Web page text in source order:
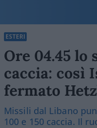
ESTERI
Ore 04.45 lo
caccia: così
fermato
Missili dal Libano
100 e 150 caccia. Il